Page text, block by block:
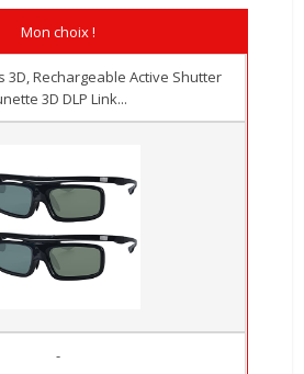
Mon choix !
3D, Rechargeable Active Shutter
3D DLP Link...
-